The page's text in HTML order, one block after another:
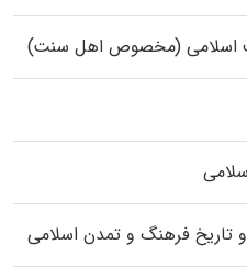
اسلامی (مخصوص اهل سنت)
تاریخ فرهنگ و تمدن اسلامی